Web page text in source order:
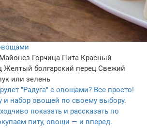
Майонез Горчица Пита Красный
Желтый болгарский перец Свежий
или зелень
"Радуга" с овощами? Все просто!
и набор овощей по своему выбору.
показать и рассказать по
питу, овощи — и вперед.